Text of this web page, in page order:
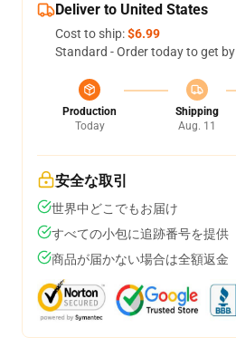
Deliver to United States
Cost to ship:$6.99
Standard - Order today to get by
Production
Today
Shipping
Aug. 11
安全な取引
世界中どこでもお届け
すべての小包に追跡番号を提供
商品が届かない場合は全額返金